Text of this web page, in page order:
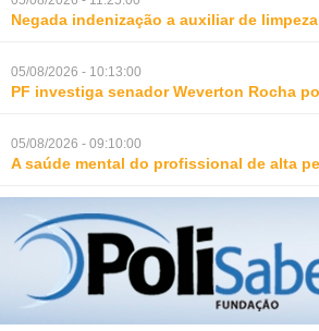
Negada indenização a auxiliar de
05/08/2026 - 10:13:00
PF investiga senador Weverton Rocha
05/08/2026 - 09:10:00
A saúde mental do profissional de alta